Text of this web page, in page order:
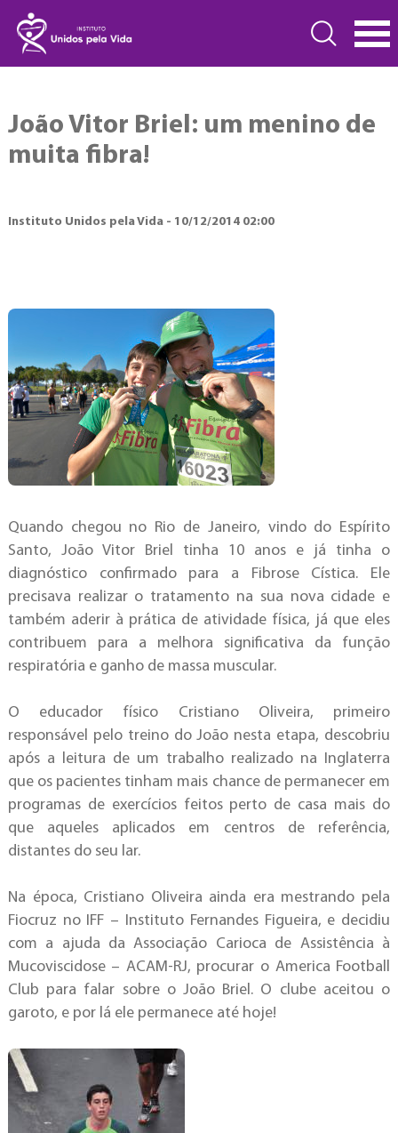
João Vitor Briel: um menino de
muita fibra!
Instituto Unidos pela Vida - 10/12/2014 02:00
Quando chegou no Rio de Janeiro, vindo do Espírito
Santo, João Vitor Briel tinha 10 anos e já tinha o
diagnóstico confirmado para a Fibrose Cística. Ele
precisava realizar o tratamento na sua nova cidade e
também aderir à prática de atividade física, já que eles
contribuem para a melhora significativa da função
respiratória e ganho de massa muscular.
O educador físico Cristiano Oliveira, primeiro
responsável pelo treino do João nesta etapa, descobriu
após a leitura de um trabalho realizado na Inglaterra
que os pacientes tinham mais chance de permanecer em
programas de exercícios feitos perto de casa mais do
que aqueles aplicados em centros de referência,
distantes do seu lar.
Na época, Cristiano Oliveira ainda era mestrando pela
Fiocruz no IFF – Instituto Fernandes Figueira, e decidiu
com a ajuda da Associação Carioca de Assistência à
Mucoviscidose – ACAM-RJ, procurar o America Football
Club para falar sobre o João Briel. O clube aceitou o
garoto, e por lá ele permanece até hoje!